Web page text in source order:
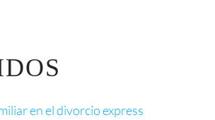
en el divorcio express